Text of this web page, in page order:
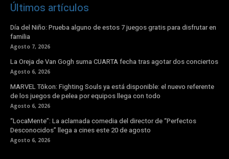
Últimos artículos
Día del Niño: Prueba alguno de estos 7 juegos gratis para disfrutar en
familia
Agosto 7, 2026
La Oreja de Van Gogh suma CUARTA fecha tras agotar dos conciertos
Agosto 6, 2026
MARVEL Tōkon: Fighting Souls ya está disponible: el nuevo referente
de los juegos de pelea por equipos llega con todo
Agosto 6, 2026
“LocaMente”: La aclamada comedia del director de “Perfectos
Desconocidos” llega a cines este 20 de agosto
Agosto 6, 2026